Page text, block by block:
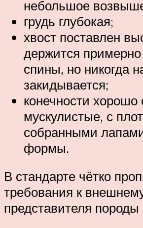
небольшое
грудь глубокая;
хвост поставлен
держится
спины, но никогда
закидывается;
конечности
мускулистые, с
собранными
формы.
В стандарте чётко
требования к
представителя породы